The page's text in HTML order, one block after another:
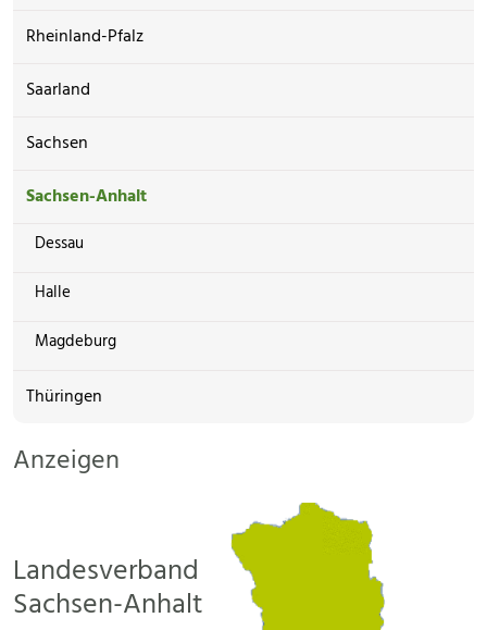
Rheinland-Pfalz
Saarland
Sachsen
Sachsen-Anhalt
Dessau
Halle
Magdeburg
Thüringen
Anzeigen
Landesverband
Sachsen-Anhalt